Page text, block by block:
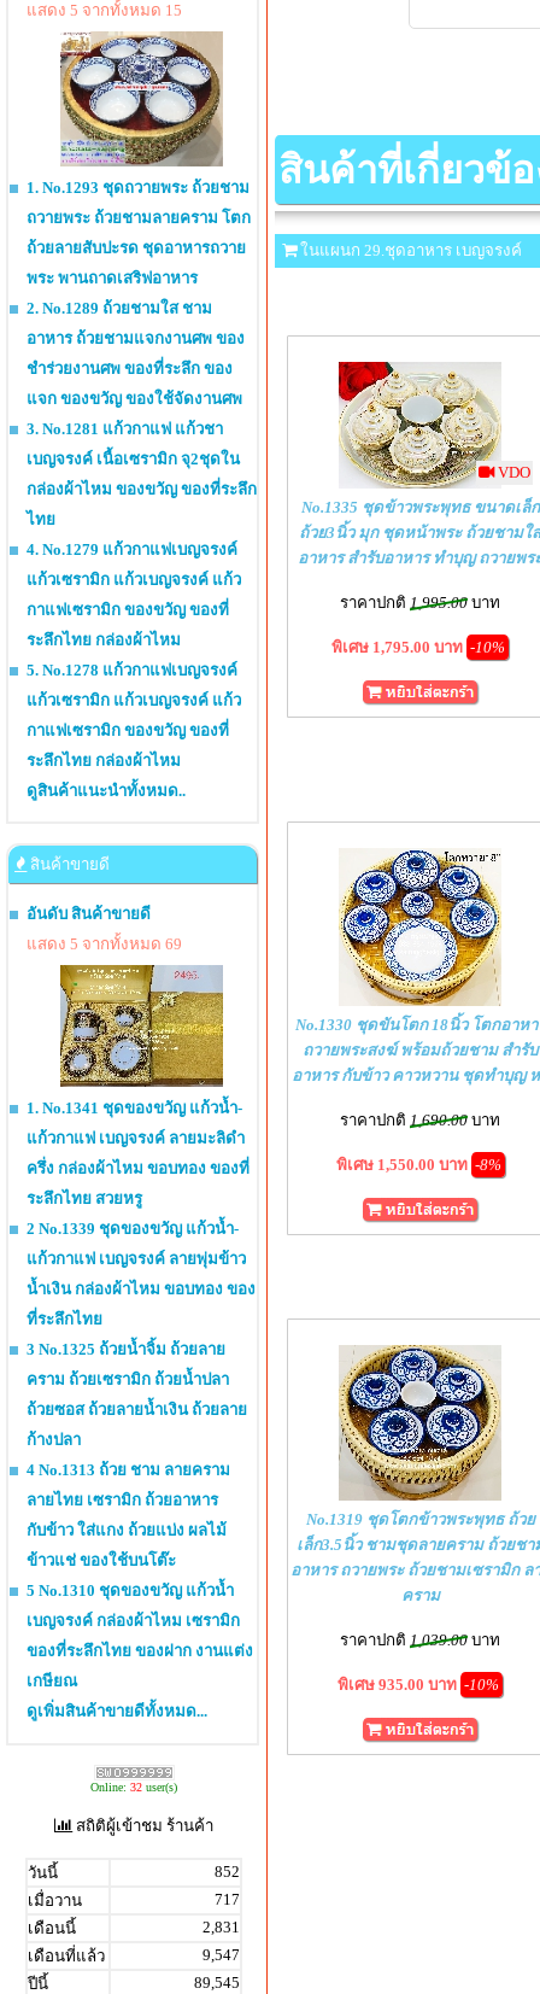
แสดง 5 จากทั้งหมด 15
1. No.1293 ชุดถวายพระ ถ้วยชาม
ถวายพระ ถ้วยชามลายคราม โตก
ถ้วยลายสับปะรด ชุดอาหารถวาย
พระ พานถาดเสริฟอาหาร
2. No.1289 ถ้วยชามใส ชาม
อาหาร ถ้วยชามแจกงานศพ ของ
ชำร่วยงานศพ ของที่ระลึก ของ
แจก ของขวัญ ของใช้จัดงานศพ
3. No.1281 แก้วกาแฟ แก้วชา
เบญจรงค์ เนื้อเซรามิก จุ2ชุดใน
กล่องผ้าไหม ของขวัญ ของที่ระลึก
ไทย
4. No.1279 แก้วกาแฟเบญจรงค์
แก้วเซรามิก แก้วเบญจรงค์ แก้ว
กาแฟเซรามิก ของขวัญ ของที่
ระลึกไทย กล่องผ้าไหม
5. No.1278 แก้วกาแฟเบญจรงค์
แก้วเซรามิก แก้วเบญจรงค์ แก้ว
กาแฟเซรามิก ของขวัญ ของที่
ระลึกไทย กล่องผ้าไหม
ดูสินค้าแนะนำทั้งหมด..
สินค้าขายดี
อันดับ สินค้าขายดี
แสดง 5 จากทั้งหมด 69
1. No.1341 ชุดของขวัญ แก้วน้ำ-
แก้วกาแฟ เบญจรงค์ ลายมะลิดำ
ครึ่ง กล่องผ้าไหม ขอบทอง ของที่
ระลึกไทย สวยหรู
2 No.1339 ชุดของขวัญ แก้วน้ำ-
แก้วกาแฟ เบญจรงค์ ลายพุ่มข้าว
น้ำเงิน กล่องผ้าไหม ขอบทอง ของ
ที่ระลึกไทย
3 No.1325 ถ้วยน้ำจิ้ม ถ้วยลาย
คราม ถ้วยเซรามิก ถ้วยน้ำปลา
ถ้วยซอส ถ้วยลายน้ำเงิน ถ้วยลาย
ก้างปลา
4 No.1313 ถ้วย ชาม ลายคราม
ลายไทย เซรามิก ถ้วยอาหาร
กับข้าว ใส่แกง ถ้วยแบ่ง ผลไม้
ข้าวแช่ ของใช้บนโต๊ะ
5 No.1310 ชุดของขวัญ แก้วน้ำ
เบญจรงค์ กล่องผ้าไหม เซรามิก
ของที่ระลึกไทย ของฝาก งานแต่ง
เกษียณ
ดูเพิ่มสินค้าขายดีทั้งหมด...
Online: 32 user(s)
สถิติผู้เข้าชม ร้านค้า
วันนี้
852
เมื่อวาน
717
เดือนนี้
2,831
เดือนที่แล้ว
9,547
ปีนี้
89,545
สินค้าที่เกี่ยวข้อ
ในแผนก 29.ชุดอาหาร เบญจรงค์
VDO
No.1335 ชุดข้าวพระพุทธ ขนาดเล็ก
ถ้วย3นิ้ว มุก ชุดหน้าพระ ถ้วยชามใส่
อาหาร สำรับอาหาร ทำบุญ ถวายพร
ราคาปกติ 1,995.00 บาท
พิเศษ 1,795.00 บาท -10%
No.1330 ชุดขันโตก 18นิ้ว โตกอาหา
ถวายพระสงฆ์ พร้อมถ้วยชาม สำรับ
อาหาร กับข้าว คาวหวาน ชุดทำบุญ
ราคาปกติ 1,690.00 บาท
พิเศษ 1,550.00 บาท -8%
No.1319 ชุดโตกข้าวพระพุทธ ถ้วย
เล็ก3.5นิ้ว ชามชุดลายคราม ถ้วยชา
อาหาร ถวายพระ ถ้วยชามเซรามิก ล
คราม
ราคาปกติ 1,039.00 บาท
พิเศษ 935.00 บาท -10%